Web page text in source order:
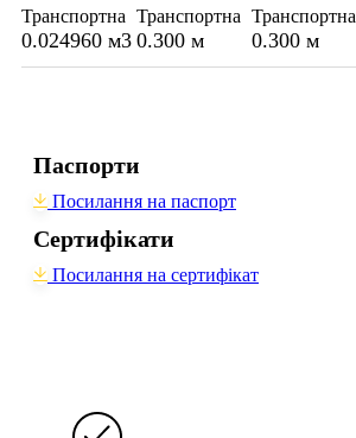
Транспортна
0.024960 м3
Транспортна
0.300 м
Транспортна
0.300 м
Паспорти
Посилання на паспорт
Сертифікати
Посилання на сертифікат